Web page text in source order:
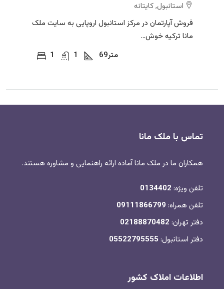
استانبول, کایتانه
فروش آپارتمان در مرکز استانبول اروپایی به سایت ملک
مانا ترکیه خوش...
1
1 69متر
تماس با ملک مانا
همکاران ما در ملک مانا آماده ارائه راهنمایی و مشاوره هستند.
تلفن ویژه: 0134402
تلفن همراه: 09111866799
دفتر تهران: 02188870482
دفتر استانبول: 05522795555
اطلاعات املاک کشور